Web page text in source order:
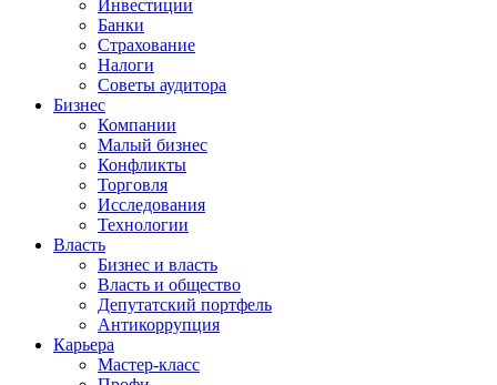
Инвестиции
Банки
Страхование
Налоги
Советы аудитора
Бизнес
Компании
Малый бизнес
Конфликты
Торговля
Исследования
Технологии
Власть
Бизнес и власть
Власть и общество
Депутатский портфель
Антикоррупция
Карьера
Мастер-класс